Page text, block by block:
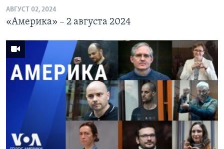
АВГУСТ 02, 2024
«Америка» – 2 августа 2024